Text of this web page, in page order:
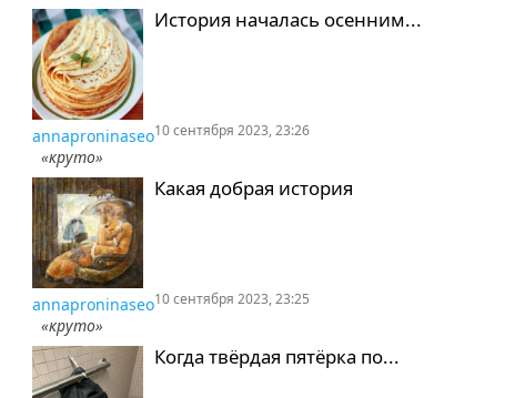
История началась осенним...
annaproninaseo
«круто»
10 сентября 2023, 23:26
Какая добрая история
annaproninaseo
«круто»
10 сентября 2023, 23:25
Когда твёрдая пятёрка по...